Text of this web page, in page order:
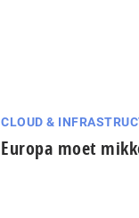
CLOUD &
Europa moet